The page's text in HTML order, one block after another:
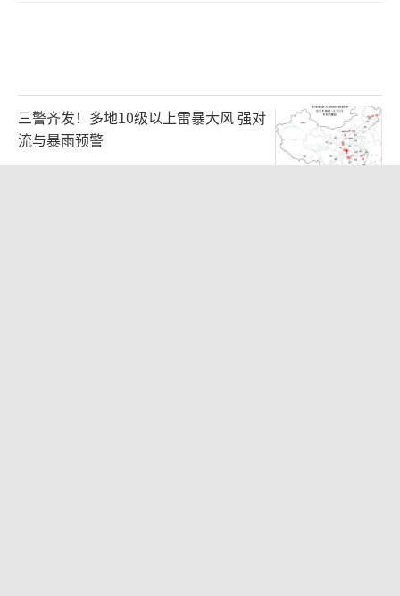
三警齐发！多地10级以上雷暴大风 强对
流与暴雨预警
2026-08-09 07:11:29